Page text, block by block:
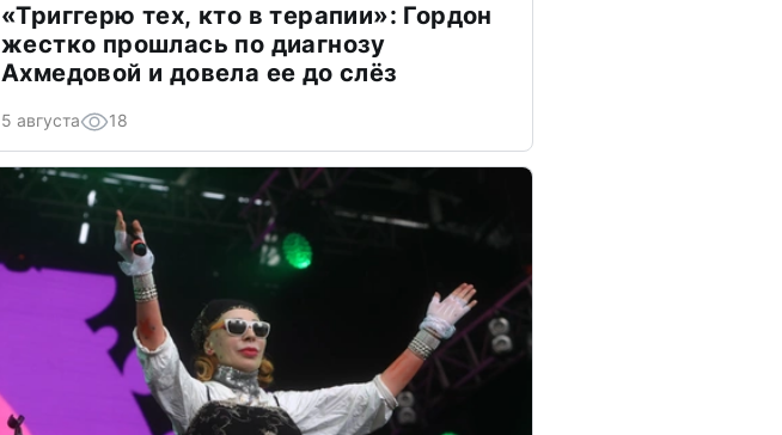
«Триггерю тех, кто в терапии»: Гордон
жестко прошлась по диагнозу
Ахмедовой и довела ее до слёз
5 августа 18